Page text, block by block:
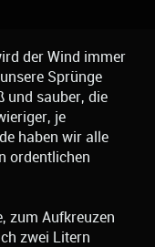
der Wind immer
Sprünge
und sauber, die
je
haben wir alle
ordentlichen
zum Aufkreuzen
zwei Litern